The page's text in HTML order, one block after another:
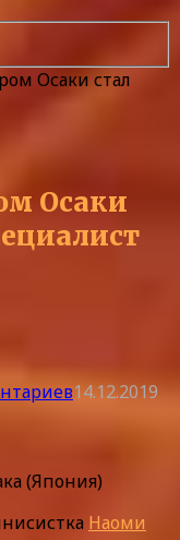
Осаки стал
Осаки
14.12.2019
(Япония)
Наоми